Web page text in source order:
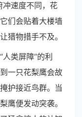
冲速度不同，花
们会贴着大楼墙
猎物措手不及。
类屏障”的利
一只花梨鹰会故
护接近鸟群。当
鹰便发动突袭。